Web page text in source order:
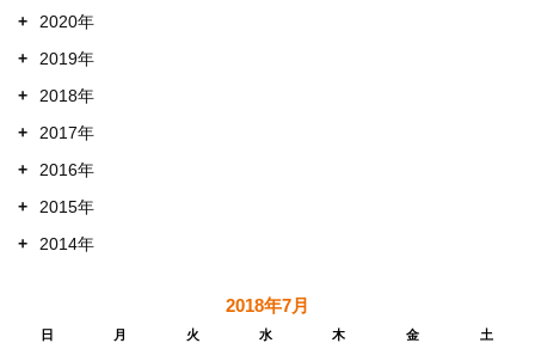
+
2020年
+
2019年
+
2018年
+
2017年
+
2016年
+
2015年
+
2014年
2018年7月
日 月 火 水 木 金 土